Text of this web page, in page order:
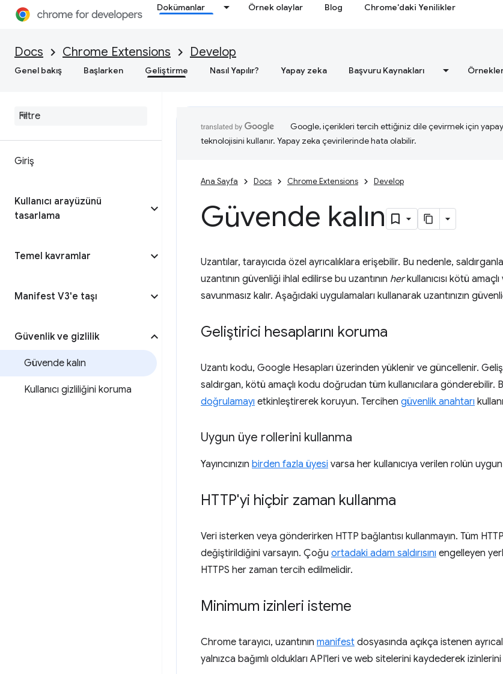
Dokümanlar Örnek olaylar Blog Chrome'daki Yenilikler
Docs Chrome Extensions Develop
Genel bakış Başlarken Geliştirme Nasıl Yapılır? Yapay zeka Başvuru Kaynakları
Giriş
Kullanıcı arayüzünü
tasarlama
Temel kavramlar
Manifest V3'e taşı
Güvenlik ve gizlilik
Güvende kalın
Kullanıcı gizliliğini koruma
Google, içerikleri tercih ettiğiniz dile çevirmek için
teknolojisini kullanır. Yapay zeka çevirilerinde hata olabilir.
Ana Sayfa Docs Chrome Extensions Develop
Güvende kalın
Uzantılar, tarayıcıda özel ayrıcalıklara erişebilir. Bu nedenle,
uzantının güvenliği ihlal edilirse bu uzantının herkullanıcısı kötü
savunmasız kalır. Aşağıdaki uygulamaları kullanarak uzantınızın
Geliştirici hesaplarını koruma
Uzantı kodu, Google Hesapları üzerinden yüklenir ve güncellenir.
saldırgan, kötü amaçlı kodu doğrudan tüm kullanıcılara gönderebilir.
doğrulamayı etkinleştirerek koruyun. Tercihen güvenlik anahtarı
Uygun üye rollerini kullanma
Yayıncınızın birden fazla üyesi varsa her kullanıcıya verilen rolün
HTTP'yi hiçbir zaman kullanma
Veri isterken veya gönderirken HTTP bağlantısı kullanmayın. Tüm
değiştirildiğini varsayın. Çoğu ortadaki adam saldırısını engelleyen
HTTPS her zaman tercih edilmelidir.
Minimum izinleri isteme
Chrome tarayıcı, uzantının manifest dosyasında açıkça istenen
yalnızca bağımlı oldukları API'leri ve web sitelerini kaydederek